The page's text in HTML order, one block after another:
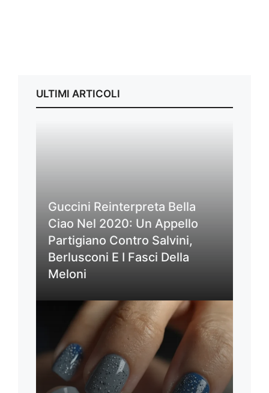
ULTIMI ARTICOLI
Guccini Reinterpreta Bella
Ciao Nel 2020: Un Appello
Partigiano Contro Salvini,
Berlusconi E I Fasci Della
Meloni